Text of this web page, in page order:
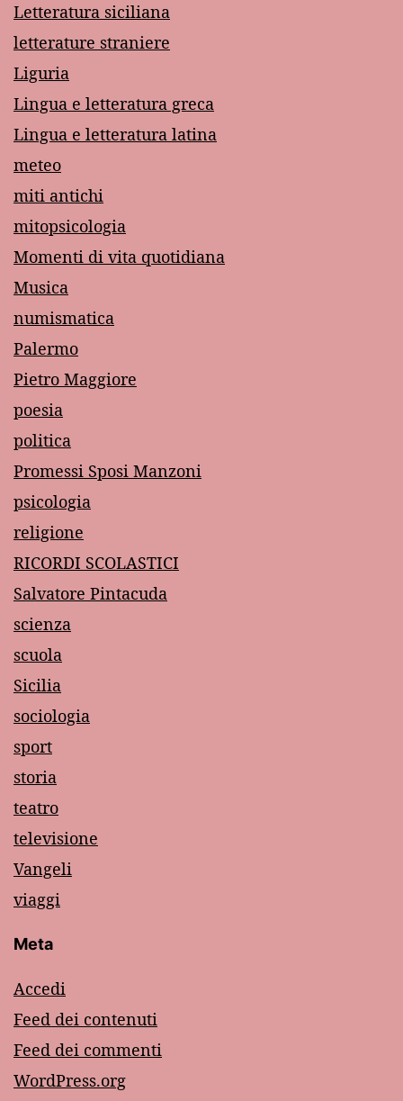
Letteratura siciliana
letterature straniere
Liguria
Lingua e letteratura greca
Lingua e letteratura latina
meteo
miti antichi
mitopsicologia
Momenti di vita quotidiana
Musica
numismatica
Palermo
Pietro Maggiore
poesia
politica
Promessi Sposi Manzoni
psicologia
religione
RICORDI SCOLASTICI
Salvatore Pintacuda
scienza
scuola
Sicilia
sociologia
sport
storia
teatro
televisione
Vangeli
viaggi
Meta
Accedi
Feed dei contenuti
Feed dei commenti
WordPress.org